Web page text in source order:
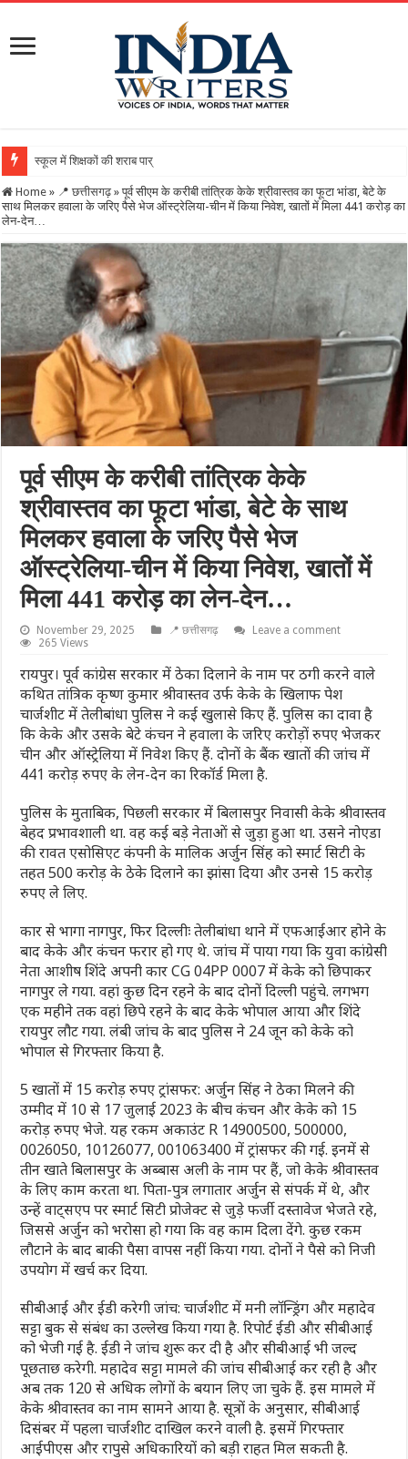
स्कूल में शिक्षकों की शराब पार्टी का वीडियो वायरल, DEO ने थमा
Home » 📍 छत्तीसगढ़ » पूर्व सीएम के करीबी तांत्रिक केके श्रीवास्तव का फूटा भांडा, बेटे के
साथ मिलकर हवाला के जरिए पैसे भेज ऑस्ट्रेलिया-चीन में किया निवेश, खातों में मिला 441 करोड़ का
लेन-देन…
पूर्व सीएम के करीबी तांत्रिक केके
श्रीवास्तव का फूटा भांडा, बेटे के साथ
मिलकर हवाला के जरिए पैसे भेज
ऑस्ट्रेलिया-चीन में किया निवेश, खातों में
मिला 441 करोड़ का लेन-देन…
November 29, 2025 📍 छत्तीसगढ़
Leave a comment
265 Views
रायपुर। पूर्व कांग्रेस सरकार में ठेका दिलाने के नाम पर ठगी करने वाले
कथित तांत्रिक कृष्ण कुमार श्रीवास्तव उर्फ केके के खिलाफ पेश
चार्जशीट में तेलीबांधा पुलिस ने कई खुलासे किए हैं. पुलिस का दावा है
कि केके और उसके बेटे कंचन ने हवाला के जरिए करोड़ों रुपए भेजकर
चीन और ऑस्ट्रेलिया में निवेश किए हैं. दोनों के बैंक खातों की जांच में
441 करोड़ रुपए के लेन-देन का रिकॉर्ड मिला है.
पुलिस के मुताबिक, पिछली सरकार में बिलासपुर निवासी केके श्रीवास्तव
बेहद प्रभावशाली था. वह कई बड़े नेताओं से जुड़ा हुआ था. उसने नोएडा
की रावत एसोसिएट कंपनी के मालिक अर्जुन सिंह को स्मार्ट सिटी के
तहत 500 करोड़ के ठेके दिलाने का झांसा दिया और उनसे 15 करोड़
रुपए ले लिए.
कार से भागा नागपुर, फिर दिल्लीः तेलीबांधा थाने में एफआईआर होने के
बाद केके और कंचन फरार हो गए थे. जांच में पाया गया कि युवा कांग्रेसी
नेता आशीष शिंदे अपनी कार CG 04PP 0007 में केके को छिपाकर
नागपुर ले गया. वहां कुछ दिन रहने के बाद दोनों दिल्ली पहुंचे. लगभग
एक महीने तक वहां छिपे रहने के बाद केके भोपाल आया और शिंदे
रायपुर लौट गया. लंबी जांच के बाद पुलिस ने 24 जून को केके को
भोपाल से गिरफ्तार किया है.
5 खातों में 15 करोड़ रुपए ट्रांसफर: अर्जुन सिंह ने ठेका मिलने की
उम्मीद में 10 से 17 जुलाई 2023 के बीच कंचन और केके को 15
करोड़ रुपए भेजे. यह रकम अकाउंट R 14900500, 500000,
0026050, 10126077, 001063400 में ट्रांसफर की गई. इनमें से
तीन खाते बिलासपुर के अब्बास अली के नाम पर हैं, जो केके श्रीवास्तव
के लिए काम करता था. पिता-पुत्र लगातार अर्जुन से संपर्क में थे, और
उन्हें वाट्सएप पर स्मार्ट सिटी प्रोजेक्ट से जुड़े फर्जी दस्तावेज भेजते रहे,
जिससे अर्जुन को भरोसा हो गया कि वह काम दिला देंगे. कुछ रकम
लौटाने के बाद बाकी पैसा वापस नहीं किया गया. दोनों ने पैसे को निजी
उपयोग में खर्च कर दिया.
सीबीआई और ईडी करेगी जांच: चार्जशीट में मनी लॉन्ड्रिंग और महादेव
सट्टा बुक से संबंध का उल्लेख किया गया है. रिपोर्ट ईडी और सीबीआई
को भेजी गई है. ईडी ने जांच शुरू कर दी है और सीबीआई भी जल्द
पूछताछ करेगी. महादेव सट्टा मामले की जांच सीबीआई कर रही है और
अब तक 120 से अधिक लोगों के बयान लिए जा चुके हैं. इस मामले में
केके श्रीवास्तव का नाम सामने आया है. सूत्रों के अनुसार, सीबीआई
दिसंबर में पहला चार्जशीट दाखिल करने वाली है. इसमें गिरफ्तार
आईपीएस और रापुसे अधिकारियों को बड़ी राहत मिल सकती है.